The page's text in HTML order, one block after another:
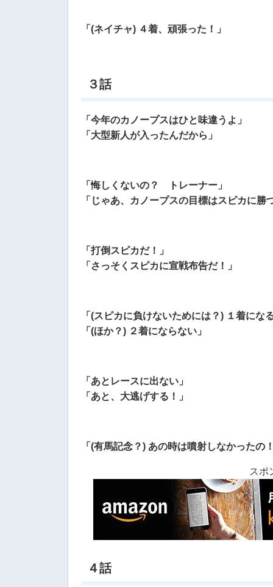
「(ネイチャ) ４着、頑張った！」
３話
「今年のカノープスはひと味違うよ」
「大型新人が入ったんだから」
「悔しくないの？ トレーナー」
「じゃあ、カノープスの目標はスピカに勝
「打倒スピカだ！」
「さっそくスピカに宣戦布告だ！」
「(スピカに負けないためには？) １着にな
「(ほか？) ２着にならない」
「あとレースに出ない」
「あと、大逃げする！」
「(有馬記念？) あの時は噴射しなかったの
スポ
４話